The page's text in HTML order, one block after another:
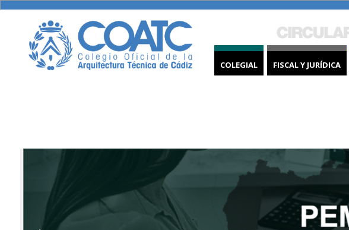
COLEGIAL FISCAL Y JURÍDICA